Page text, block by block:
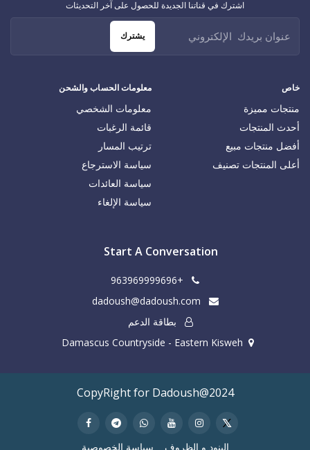
خاص
منتجات مميزة
أحدث المنتجات
أفضل منتجات مبيع
أعلى المنتجات تصنيف
معلومات الحساب والشحن
معلومات الشخصي
قائمة الرغبات
ترتيب المسار
سياسة الاسترجاع
سياسة العائدات
سياسة الإلغاء
اشترك في قناتنا الجديدة للحصول على آخر التحديثات
يشترك
Start A Conversation
+963969999696
بطاقة الدعم
Damascus Countryside - Eastern Kisweh
CopyRight for Dadoush@2024
البنود و الظروف سياسة الخصوصية